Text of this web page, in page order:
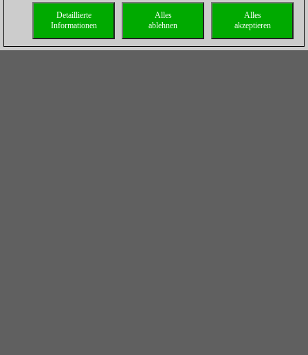
Alles
akzeptieren
Alles
ablehnen
Detaillierte
Informationen